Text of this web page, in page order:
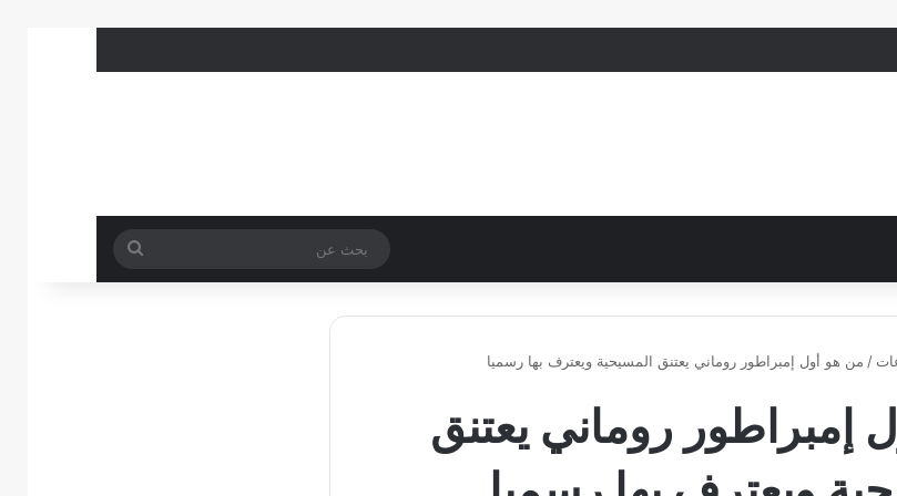
بحث
عن
/ من هو أول إمبراطور روماني يعتنق المسيحية ويعترف بها رسميا
إمبراطور روماني يعتنق